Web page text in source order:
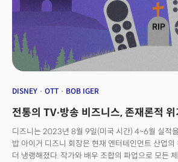
DISNEY OTT BOB IGER
전통의 TV∙방송 비즈니스, 존재론적
디즈니는 2023년 8월 9일(미국 시간) 4~6월 실적
밥 아이거 디즈니 회장은 현재 엔터테인먼트 산업
더 냉랭해졌다. 작가와 배우 조합의 파업으로 모든